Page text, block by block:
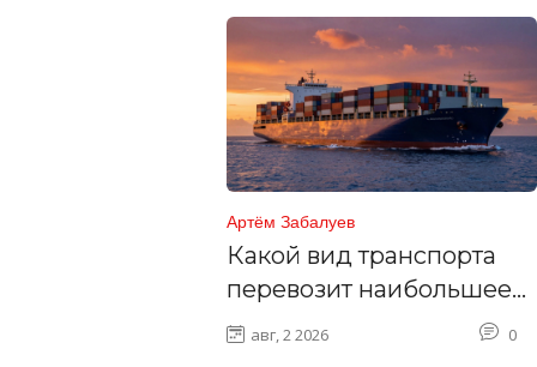
Артём Забалуев
Какой вид транспорта
перевозит наибольшее
количество грузов:
авг, 2 2026 0